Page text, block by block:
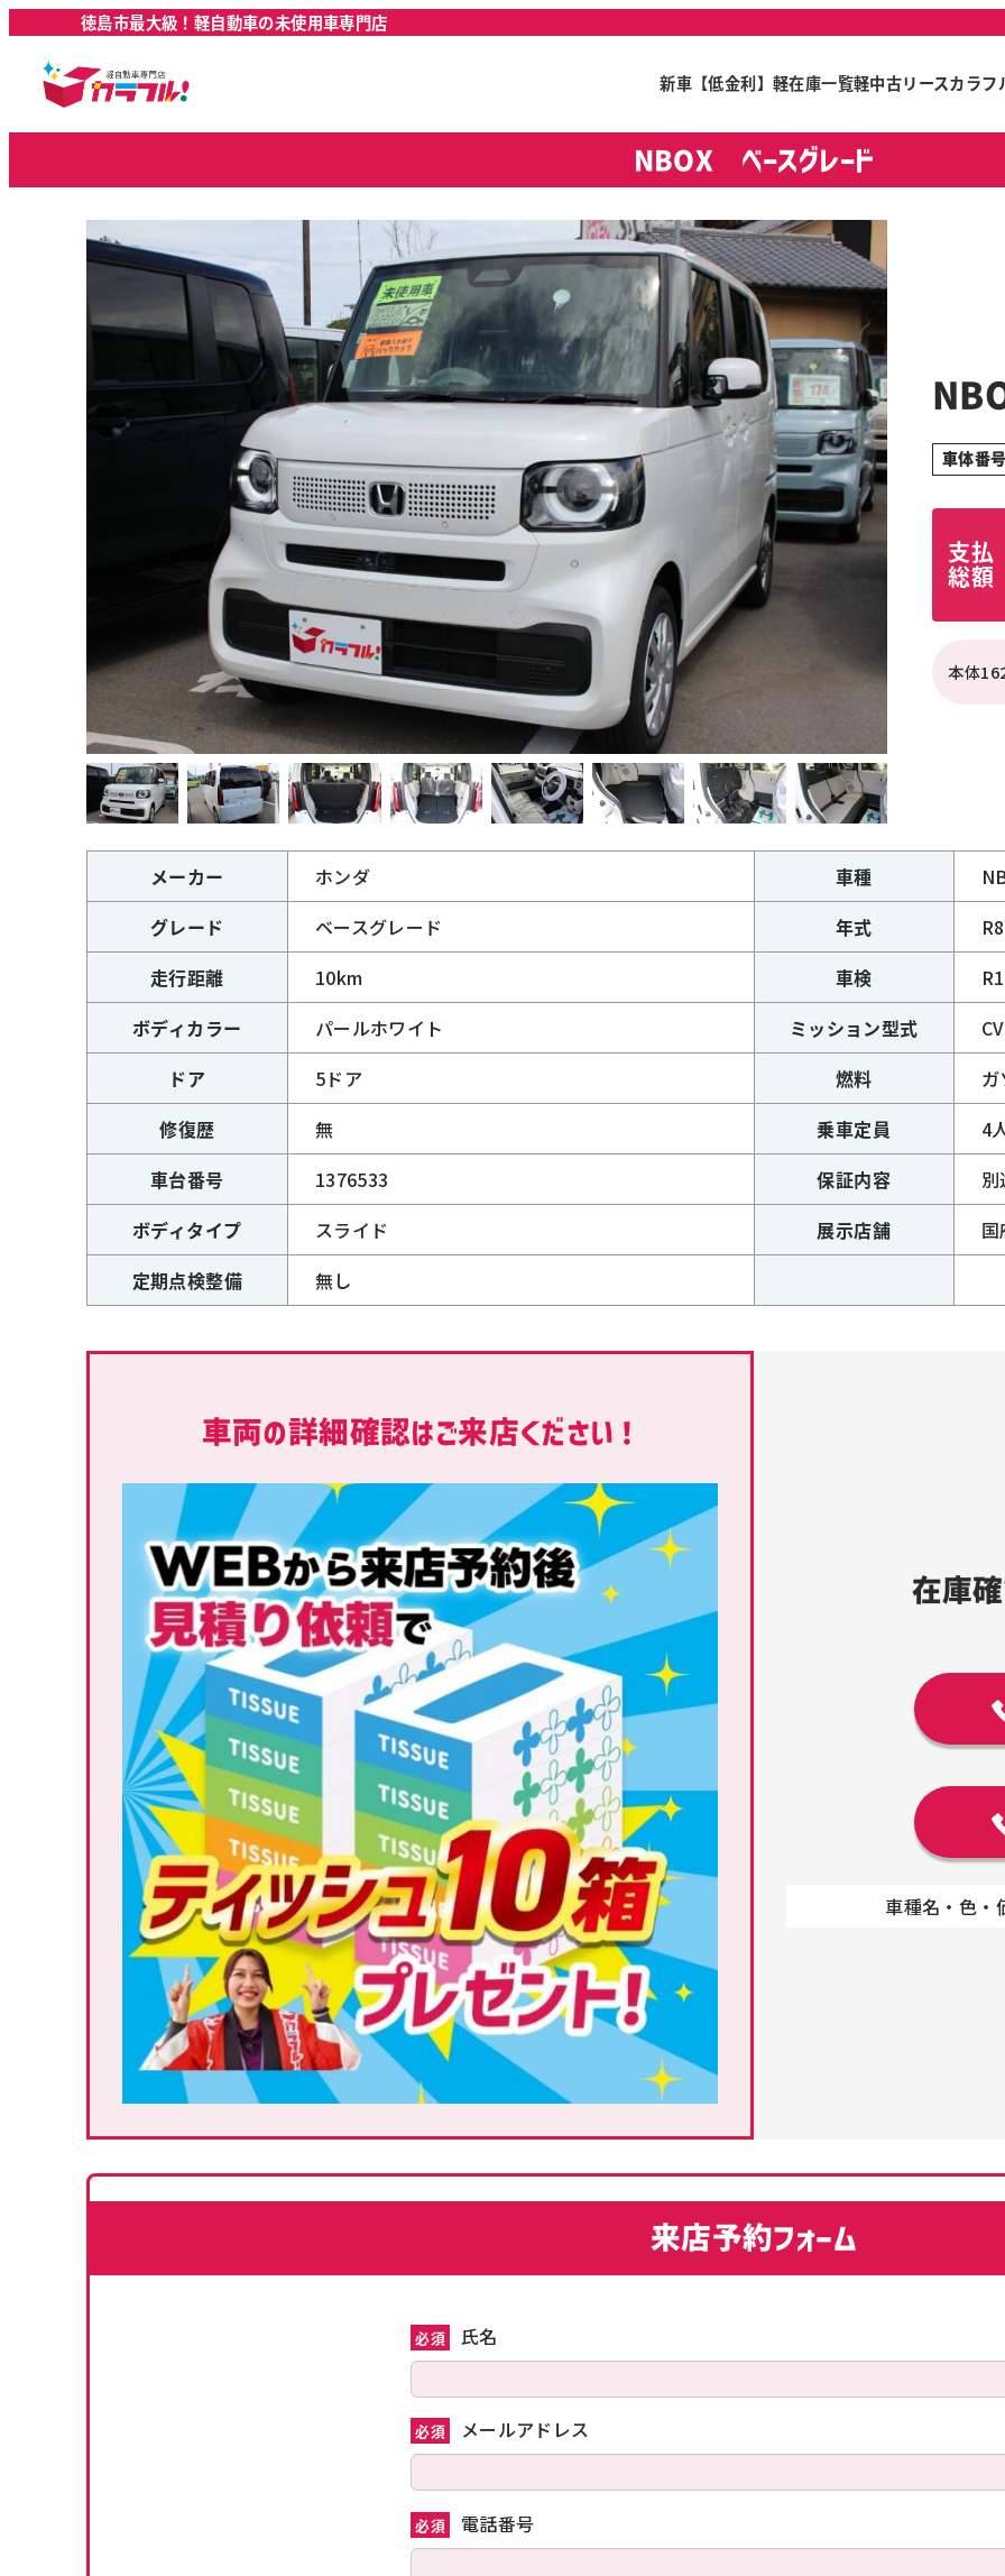
徳島市最大級！軽自動車の未使用車専門店
新車【低金利】 軽在庫一覧軽中古リースカラフ
NBOX ベースグレード
車体番
支払
総額
本体
メーカー ホンダ 車種
グレード
ベースグレード 年式
走行距離
10km 車検
ボディカラー
パールホワイト ミッション型式
ドア
5ドア 燃料
修復歴
無 乗車定員
4
車台番号
1376533 保証内容
ボディタイプ
スライド 展示店舗
定期点検整備
無し
車両の詳細確認はご来店ください！
在庫確
車種名・色・
来店予約フォーム
必須 氏名
必須 メールアドレス
必須 電話番号